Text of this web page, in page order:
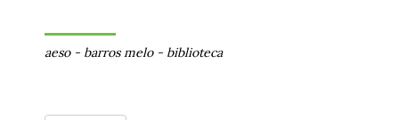
aeso- barros melo- biblioteca